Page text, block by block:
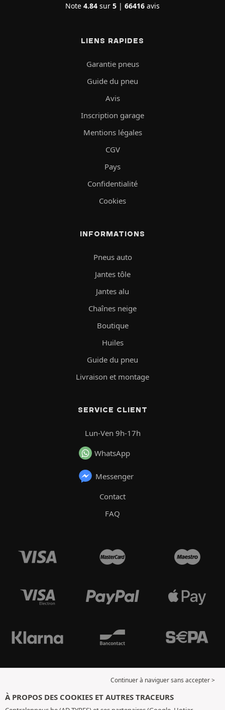
Note 4.84 sur 5 | 66416 avis
LIENS RAPIDES
Garantie pneus
Guide du pneu
Avis
Inscription garage
Mentions légales
CGV
Pays
Confidentialité
Cookies
INFORMATIONS
Pneus auto
Jantes tôle
Jantes alu
Chaînes neige
Boutique
Huiles
Guide du pneu
Livraison et montage
SERVICE CLIENT
Lun-Ven 9h-17h
WhatsApp
Messenger
Contact
FAQ
Continuer à naviguer sans accepter >
À PROPOS DES COOKIES ET AUTRES TRACEURS